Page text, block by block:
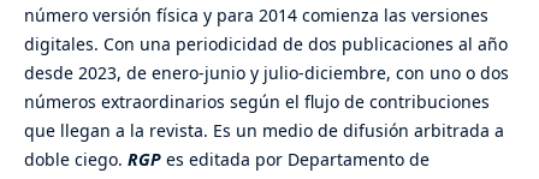
número versión física y para 2014 comienza las versiones
digitales. Con una periodicidad de dos publicaciones al año
desde 2023, de enero-junio y julio-diciembre, con uno o dos
números extraordinarios según el flujo de contribuciones
que llegan a la revista. Es un medio de difusión arbitrada a
doble ciego. RGPes editada por Departamento de